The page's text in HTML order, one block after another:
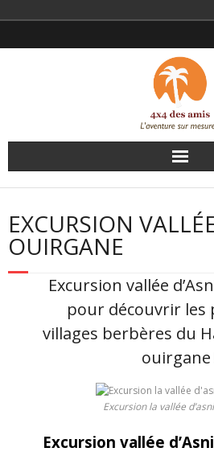
Accueil
Nos circuits
Transferts
Contactez nous
EXCURSION
OUIRGANE
Excursion vallée
pour découvrir les
villages berbères du
ouirgane
Excursion la vallée
Excursion vallée